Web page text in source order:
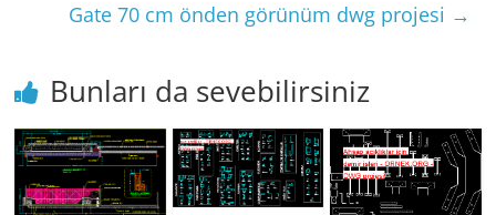
Gate 70 cm önden görünüm dwg projesi →
Bunları da sevebilirsiniz